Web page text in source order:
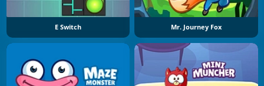
E Switch Mr. Journey Fox